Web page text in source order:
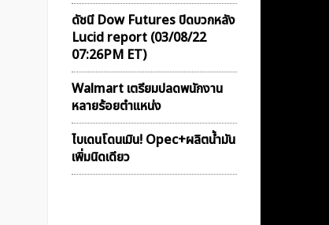
ดัชนี Dow Futures ปิดบวกหลัง
Lucid report (03/08/22
07:26PM ET)
Walmart เตรียมปลดพนักงาน
หลายร้อยตำแหน่ง
ไบเดนโดนเมิน! Opec+ผลิตน้ำมัน
เพิ่มนิดเดียว